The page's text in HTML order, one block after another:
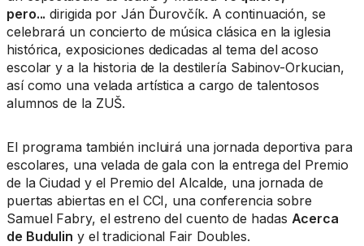
pero... dirigida por Ján Ďurovčík. A continuación, se
celebrará un concierto de música clásica en la iglesia
histórica, exposiciones dedicadas al tema del acoso
escolar y a la historia de la destilería Sabinov-Orkucian,
así como una velada artística a cargo de talentosos
alumnos de la ZUŠ.
El programa también incluirá una jornada deportiva para
escolares, una velada de gala con la entrega del Premio
de la Ciudad y el Premio del Alcalde, una jornada de
puertas abiertas en el CCI, una conferencia sobre
Samuel Fabry, el estreno del cuento de hadas Acerca
de Budulin y el tradicional Fair Doubles.